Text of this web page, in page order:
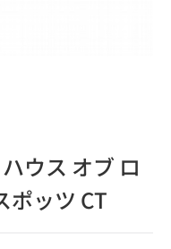
ウス オブ ロ
ポッツ CT